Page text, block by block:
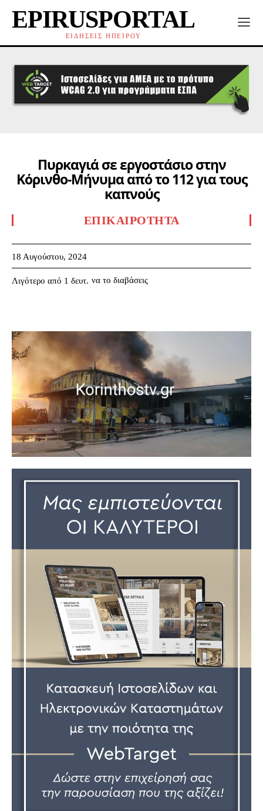
EPIRUSPORTAL
ΕΙΔΗΣΕΙΣ ΗΠΕΙΡΟΥ
Πυρκαγιά σε εργοστάσιο στην
Κόρινθο-Μήνυμα από το 112 για τους
καπνούς
ΕΠΙΚΑΙΡΌΤΗΤΑ
18 Αυγούστου, 2024
Λιγότερο από 1 δευτ. να το διαβάσεις